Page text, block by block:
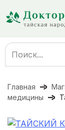
содержанию
Search
for:
Главная
медицины